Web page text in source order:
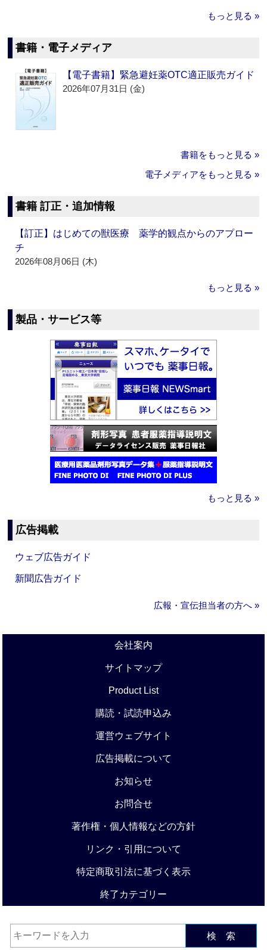
もっと見る »
書籍・電子メディア
【電子書籍】緊急避妊薬OTC適正販売ガイド
2026年07月31日 (金)
書籍をもっと見る »
電子メディアをもっと見る »
書籍 訂正・追加情報
【訂正】はじめての獣医療 薬学的観点からのアプロー
チ
2026年08月06日 (木)
もっと見る »
製品・サービス等
もっと見る »
広告掲載
ウェブ広告ガイド
新聞広告ガイド
広報・宣伝担当者の方へ »
会社案内
サイトマップ
Product List
購読・試読申込み
運営ウェブサイト
広告掲載について
お知らせ
お問合せ
著作権・個人情報などの方針
リンク・引用について
特定商取引法に基づく表示
終了カテゴリー
検 索